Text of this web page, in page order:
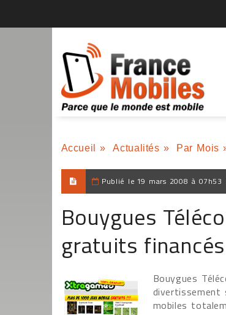
Accueil » Actualités » Par Mois
Publié le 19 mars 2008 à 07h53
Bouygues
gratuits
Bouygues
divertissement
mobiles